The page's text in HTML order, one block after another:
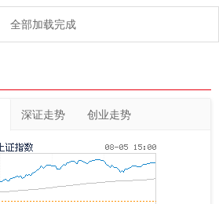
智！
全部加载完成
深证走势 创业走势